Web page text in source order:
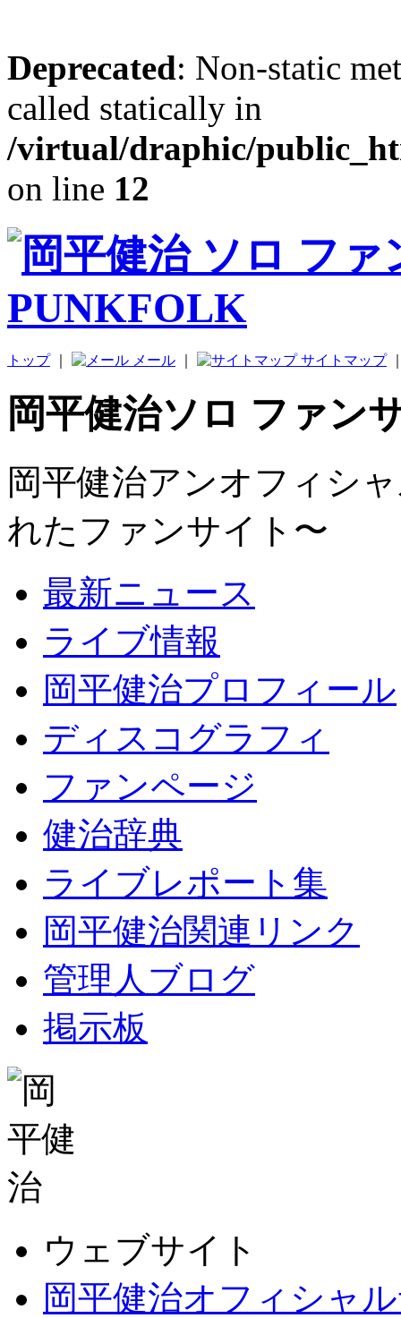
Deprecated: Non-static
called statically in
/virtual/draphic/
on line 12
トップ｜ メール サイトマップ
岡平健治ソロ ファン
岡平健治アンオフィシ
れたファンサイト〜
最新ニュース
ライブ情報
岡平健治プロフィール
ディスコグラフィ
ファンページ
健治辞典
ライブレポート集
岡平健治関連リンク
管理人ブログ
掲示板
ウェブサイト
岡平健治オフィシャ